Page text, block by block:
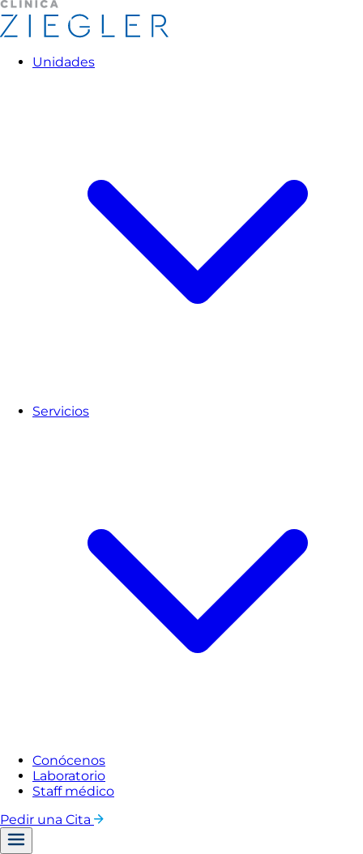
Unidades
Servicios
Conócenos
Laboratorio
Staff médico
Pedir una Cita